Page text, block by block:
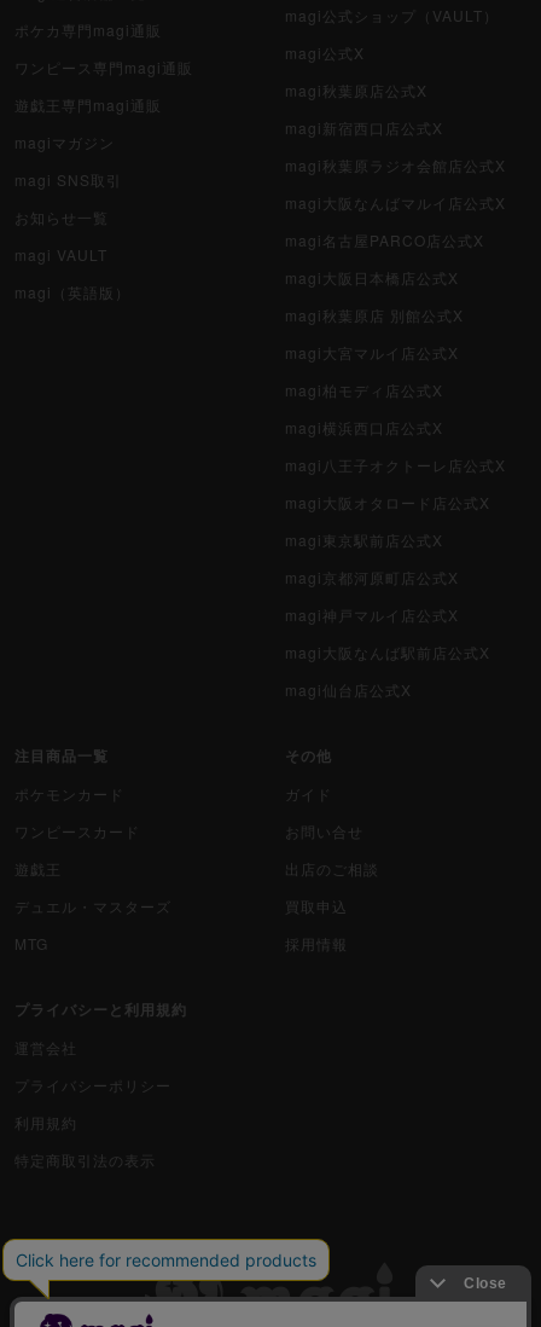
ポケカ専門magi通販
ワンピース専門magi通販
遊戯王専門magi通販
magiマガジン
magi SNS取引
お知らせ一覧
magi VAULT
magi（英語版）
magi公式ショップ（VAULT）
magi公式X
magi秋葉原店公式X
magi新宿西口店公式X
magi秋葉原ラジオ会館店公式X
magi大阪なんばマルイ店公式X
magi名古屋PARCO店公式X
magi大阪日本橋店公式X
magi秋葉原店 別館公式X
magi大宮マルイ店公式X
magi柏モディ店公式X
magi横浜西口店公式X
magi八王子オクトーレ店公式X
magi大阪オタロード店公式X
magi東京駅前店公式X
magi京都河原町店公式X
magi神戸マルイ店公式X
magi大阪なんば駅前店公式X
magi仙台店公式X
注目商品一覧
ポケモンカード
ワンピースカード
遊戯王
デュエル・マスターズ
MTG
その他
ガイド
お問い合せ
出店のご相談
買取申込
採用情報
プライバシーと利用規約
運営会社
プライバシーポリシー
利用規約
特定商取引法の表示